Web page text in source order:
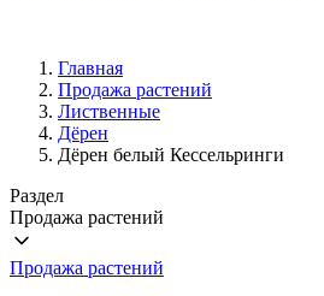
Главная
Продажа растений
Лиственные
Дёрен
Дёрен белый Кессельринги
Раздел
Продажа растений
Продажа растений